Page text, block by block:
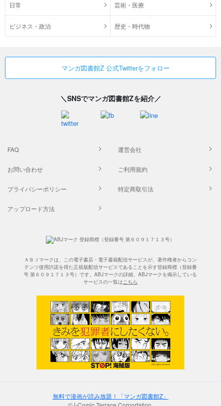
日常 芸術・医療
ビジネス・政治 歴史・時代物
マンガ図書館Z 公式Twitterをフォロー
＼SNSでマンガ図書館Zを紹介／
FAQ 運営会社
お問い合わせ ご利用規約
プライバシーポリシー 特定商取引法
アップロード方法
ＡＢＪマークは、この電子書店・電子書籍配信サービスが、著作権者からコン
テンツ使用許諾を得た正規版配信サービスであることを示す登録商標（登録番
号 第６０９１７１３号）です。ABJマークの詳細、ABJマークを掲示している
サービスの一覧はこちら
無料で漫画が読み放題！「マンガ図書館Z」